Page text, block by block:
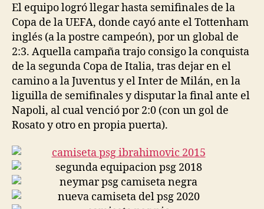
El equipo logró llegar hasta semifinales de la
Copa de la UEFA, donde cayó ante el Tottenham
inglés (a la postre campeón), por un global de
2:3. Aquella campaña trajo consigo la conquista
de la segunda Copa de Italia, tras dejar en el
camino a la Juventus y el Inter de Milán, en la
liguilla de semifinales y disputar la final ante el
Napoli, al cual venció por 2:0 (con un gol de
Rosato y otro en propia puerta).